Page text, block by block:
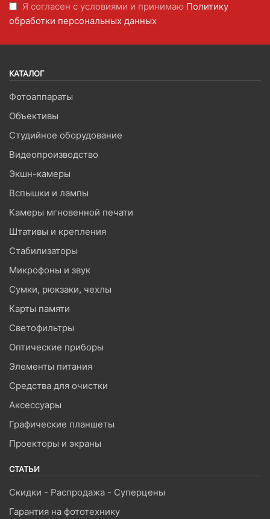
Я согласен с условиями и принимаю Политику
обработки персональных данных
КАТАЛОГ
Фотоаппараты
Объективы
Студийное оборудование
Видеопроизводство
Экшн-камеры
Вспышки и лампы
Камеры мгновенной печати
Штативы и крепления
Стабилизаторы
Микрофоны и звук
Сумки, рюкзаки, чехлы
Карты памяти
Светофильтры
Оптические приборы
Элементы питания
Средства для очистки
Аксессуары
Графические планшеты
Проекторы и экраны
СТАТЬИ
Скидки - Распродажа - Суперцены
Гарантия на фототехнику